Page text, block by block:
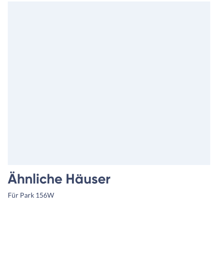
Ähnliche Häuser
Für Park 156W